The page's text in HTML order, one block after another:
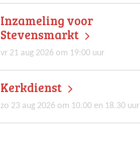
Inzameling voor
Stevensmarkt
vr 21 aug 2026 om 19:00 uur
Kerkdienst
zo 23 aug 2026 om 10.00 en 18.30 uur